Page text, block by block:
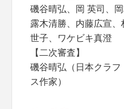
磯谷晴弘、岡 英司、
露木清勝、内藤広宣
世子、ワケビキ真澄
【二次審査】
磯谷晴弘（日本クラ
ス作家）